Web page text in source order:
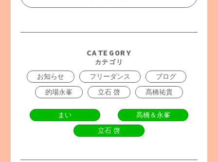
CATEGORY
カテゴリ
お知らせ フリーダンス
ブログ
的場永峯
立石 啓 髙橋祐貴
まい
髙橋＆永峯
立石 啓